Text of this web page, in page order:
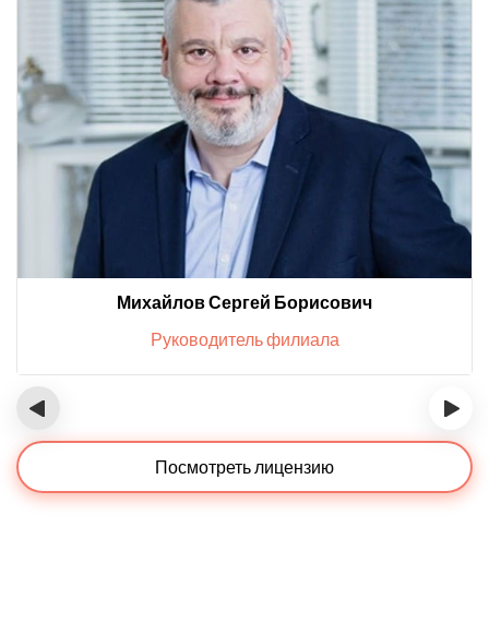
Михайлов Сергей Борисович
Руководитель филиала
‹ ›
Посмотреть лицензию